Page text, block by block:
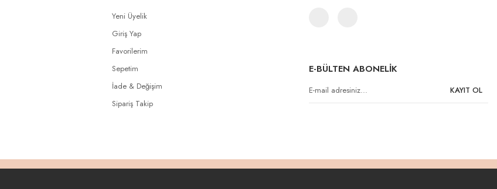
Yeni Üyelik
Giriş Yap
Favorilerim
Sepetim
İade & Değişim
Sipariş Takip
E-BÜLTEN ABONELİK
KAYIT OL